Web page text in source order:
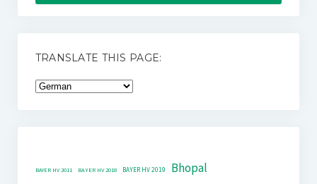
TRANSLATE THIS PAGE:
BAYER HV 2011 BAYER HV 2018 BAYER HV 2019 Bhopal